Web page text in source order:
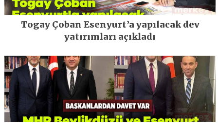
Togay Çoban Esenyurt’a yapılacak dev
yatırımları açıkladı